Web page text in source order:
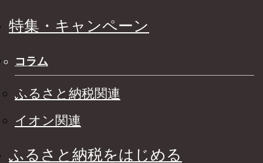
特集・キャンペーン
コラム
ふるさと納税関連
イオン関連
ふるさと納税をはじめる